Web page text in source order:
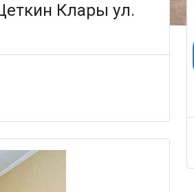
Клары ул.